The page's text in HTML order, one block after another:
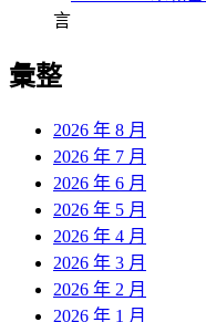
言
彙整
2026 年 8 月
2026 年 7 月
2026 年 6 月
2026 年 5 月
2026 年 4 月
2026 年 3 月
2026 年 2 月
2026 年 1 月